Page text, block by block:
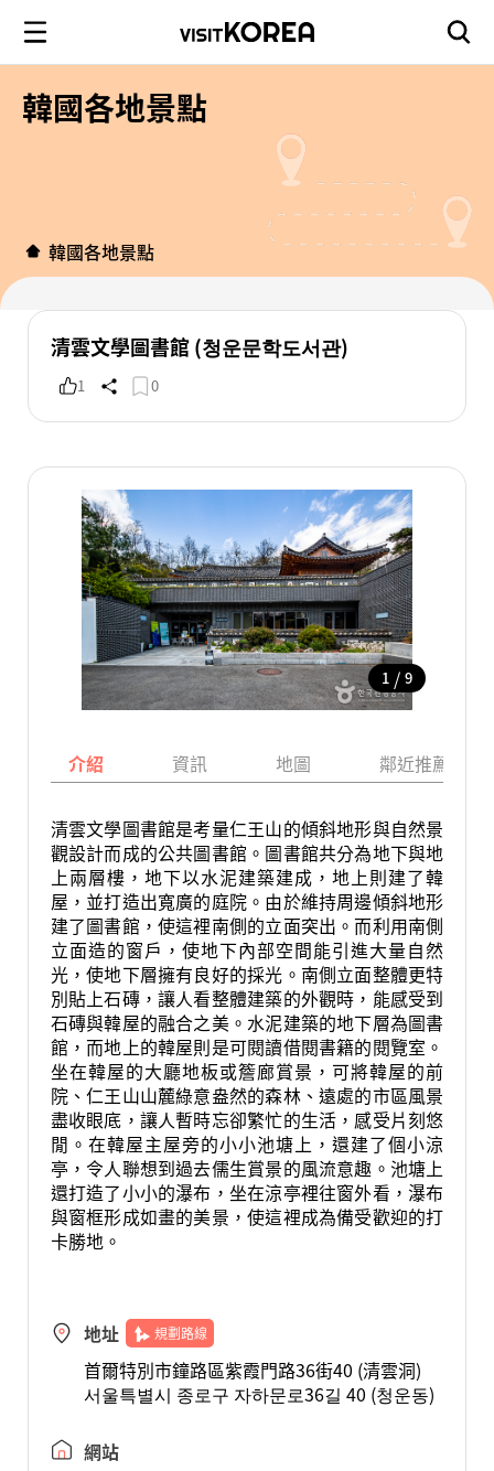
韓國各地景點
韓國各地景點
清雲文學圖書館 (청운문학도서관)
1 0
1 / 9
介紹 資訊 地圖 鄰近推薦景點
清雲文學圖書館是考量仁王山的傾斜地形與自然景
觀設計而成的公共圖書館。圖書館共分為地下與地
上兩層樓，地下以水泥建築建成，地上則建了韓
屋，並打造出寬廣的庭院。由於維持周邊傾斜地形
建了圖書館，使這裡南側的立面突出。而利用南側
立面造的窗戶，使地下內部空間能引進大量自然
光，使地下層擁有良好的採光。南側立面整體更特
別貼上石磚，讓人看整體建築的外觀時，能感受到
石磚與韓屋的融合之美。水泥建築的地下層為圖書
館，而地上的韓屋則是可閱讀借閱書籍的閱覽室。
坐在韓屋的大廳地板或簷廊賞景，可將韓屋的前
院、仁王山山麓綠意盎然的森林、遠處的市區風景
盡收眼底，讓人暫時忘卻繁忙的生活，感受片刻悠
閒。在韓屋主屋旁的小小池塘上，還建了個小涼
亭，令人聯想到過去儒生賞景的風流意趣。池塘上
還打造了小小的瀑布，坐在涼亭裡往窗外看，瀑布
與窗框形成如畫的美景，使這裡成為備受歡迎的打
卡勝地。
地址 規劃路線
首爾特別市鐘路區紫霞門路36街40 (清雲洞)
서울특별시 종로구 자하문로36길 40 (청운동)
網站